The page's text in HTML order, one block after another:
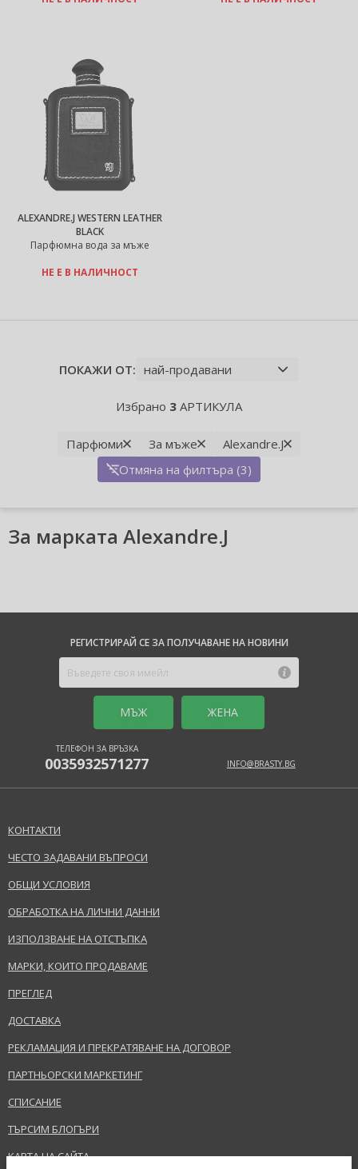
ALEXANDRE.J WESTERN LEATHER
BLACK
Парфюмна вода за мъже
НЕ Е В НАЛИЧНОСТ
ПОКАЖИ ОТ:
Избрано 3 АРТИКУЛА
Парфюми За мъже
Alexandre.J
Отмяна на филтъра (3)
За марката Alexandre.J
РЕГИСТРИРАЙ СЕ ЗА ПОЛУЧАВАНЕ НА НОВИНИ
MЪЖ ЖЕНА
ТЕЛЕФОН ЗА ВРЪЗКА
0035932571277 INFO@BRASTY.BG
КОНТАКТИ
ЧЕСТО ЗАДАВАНИ ВЪПРОСИ
ОБЩИ УСЛОВИЯ
ОБРАБОТКА НА ЛИЧНИ ДАННИ
ИЗПОЛЗВАНЕ НА ОТСТЪПКА
МАРКИ, КОИТО ПРОДАВАМЕ
ПРЕГЛЕД
ДОСТАВКА
РЕКЛАМАЦИЯ И ПРЕКРАТЯВАНЕ НА ДОГОВОР
ПАРТНЬОРСКИ МАРКЕТИНГ
СПИСАНИЕ
ТЪРСИМ БЛОГЪРИ
КАРТА НА САЙТА